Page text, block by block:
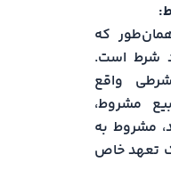
که
شرط است.
واقع
مشروط،
مشروط به
تعهد خاص